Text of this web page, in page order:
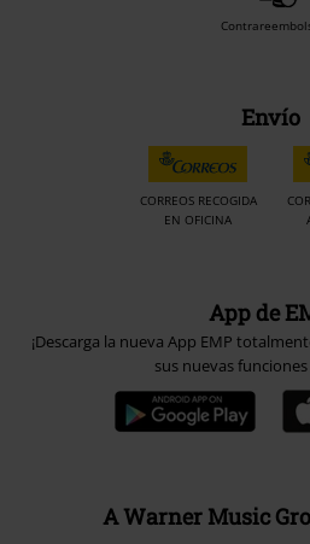
Envío
CORREOS RECOGIDA
EN OFICINA
App de
¡Descarga la nueva App EMP
sus nuevas
A Warner Music